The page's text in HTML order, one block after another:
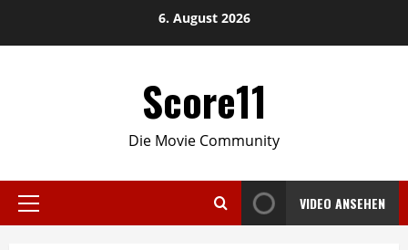
6. August 2026
Score11
Die Movie Community
Primary
VIDEO ANSEHEN